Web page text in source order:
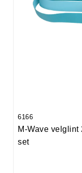
6166
M-Wave velglint
set